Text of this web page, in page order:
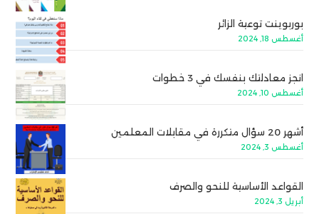
بوربوينت توعية الزائر
أغسطس 18, 2024
انجز معادلتك بنفسك في 3 خطوات
أغسطس 10, 2024
أشهر 20 سؤال متكررة في مقابلات المعلمين
أغسطس 3, 2024
القواعد الأساسية للنحو والصرف
أبريل 3, 2024